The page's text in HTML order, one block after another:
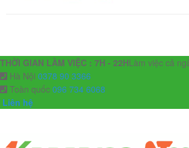
THỜI GIAN LÀM VIỆC : 7H - 22HLàm việc cả
Hà Nội 0378 90 3366
Toàn quốc 096 734 6068
Liên hệ